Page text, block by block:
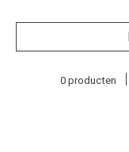
0 producten